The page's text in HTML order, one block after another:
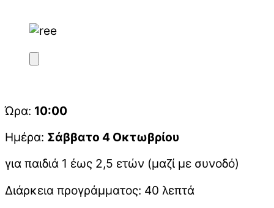
Ώρα: 10:00
Ημέρα: Σάββατο 4 Οκτωβρίου
για παιδιά 1 έως 2,5 ετών (μαζί με συνοδό)
Διάρκεια προγράμματος: 40 λεπτά